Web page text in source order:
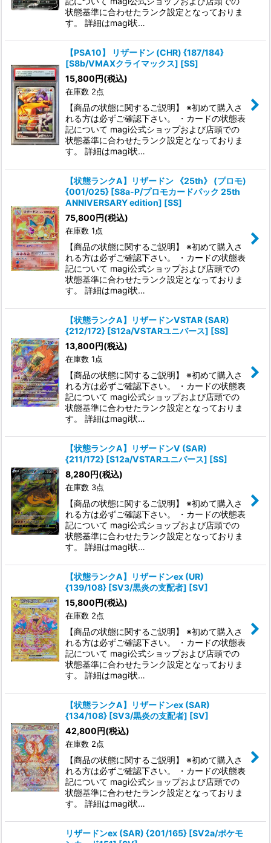
状態基準に合わせたランク設定となっておりま
す。 詳細はmagi状…
【PSA10】 リザードン (CHR) {187/184}
[S8b/VMAXクライマックス] [SS]
15,800円(税込)
在庫数 2点
【商品の状態に関するご説明】 ※初めて購入さ
れる方は必ずご確認下さい。 ・カードの状態表
記について magi公式ショップおよび店頭での
状態基準に合わせたランク設定となっておりま
す。 詳細はmagi状…
【状態ランクA】リザードン 《25th》 (プロモ)
{001/025} [S8a-P/プロモカードパック 25th
ANNIVERSARY edition] [SS]
75,800円(税込)
在庫数 1点
【商品の状態に関するご説明】 ※初めて購入さ
れる方は必ずご確認下さい。 ・カードの状態表
記について magi公式ショップおよび店頭での
状態基準に合わせたランク設定となっておりま
す。 詳細はmagi状…
【状態ランクA】リザードンVSTAR (SAR)
{212/172} [S12a/VSTARユニバース] [SS]
13,800円(税込)
在庫数 1点
【商品の状態に関するご説明】 ※初めて購入さ
れる方は必ずご確認下さい。 ・カードの状態表
記について magi公式ショップおよび店頭での
状態基準に合わせたランク設定となっておりま
す。 詳細はmagi状…
【状態ランクA】リザードンV (SAR)
{211/172} [S12a/VSTARユニバース] [SS]
8,280円(税込)
在庫数 3点
【商品の状態に関するご説明】 ※初めて購入さ
れる方は必ずご確認下さい。 ・カードの状態表
記について magi公式ショップおよび店頭での
状態基準に合わせたランク設定となっておりま
す。 詳細はmagi状…
【状態ランクA】リザードンex (UR)
{139/108} [SV3/黒炎の支配者] [SV]
15,800円(税込)
在庫数 2点
【商品の状態に関するご説明】 ※初めて購入さ
れる方は必ずご確認下さい。 ・カードの状態表
記について magi公式ショップおよび店頭での
状態基準に合わせたランク設定となっておりま
す。 詳細はmagi状…
【状態ランクA】リザードンex (SAR)
{134/108} [SV3/黒炎の支配者] [SV]
42,800円(税込)
在庫数 2点
【商品の状態に関するご説明】 ※初めて購入さ
れる方は必ずご確認下さい。 ・カードの状態表
記について magi公式ショップおよび店頭での
状態基準に合わせたランク設定となっておりま
す。 詳細はmagi状…
リザードンex (SAR) {201/165} [SV2a/ポケモ